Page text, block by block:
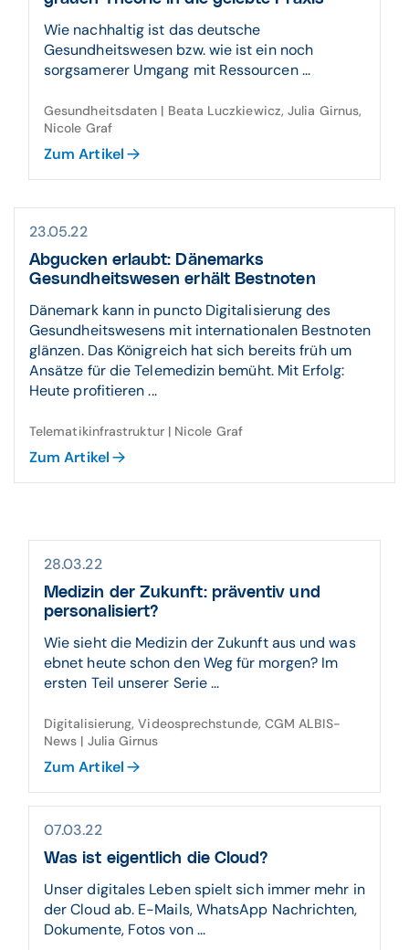
Wie nachhaltig ist das deutsche
Gesundheitswesen bzw. wie ist ein noch
sorgsamerer Umgang mit Ressourcen ...
Gesundheitsdaten | Beata Luczkiewicz, Julia Girnus,
Nicole Graf
Zum Artikel
23.05.22
Abgucken erlaubt: Dänemarks
Gesundheitswesen erhält Bestnoten
Dänemark kann in puncto Digitalisierung des
Gesundheitswesens mit internationalen Bestnoten
glänzen. Das Königreich hat sich bereits früh um
Ansätze für die Telemedizin bemüht. Mit Erfolg:
Heute profitieren ...
Telematikinfrastruktur | Nicole Graf
Zum Artikel
28.03.22
Medizin der Zukunft: präventiv und
personalisiert?
Wie sieht die Medizin der Zukunft aus und was
ebnet heute schon den Weg für morgen? Im
ersten Teil unserer Serie ...
Digitalisierung, Videosprechstunde, CGM ALBIS-
News | Julia Girnus
Zum Artikel
07.03.22
Was ist eigentlich die Cloud?
Unser digitales Leben spielt sich immer mehr in
der Cloud ab. E-Mails, WhatsApp Nachrichten,
Dokumente, Fotos von ...